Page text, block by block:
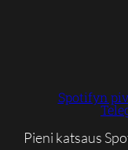
Spotifyn
Pieni katsaus